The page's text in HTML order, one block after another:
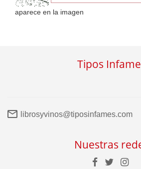
aparece en la imagen
Tipos
librosyvinos@tiposinfames.com
Nuestras